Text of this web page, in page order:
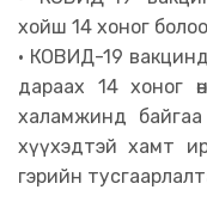
хойш 14 хоног
• КОВИД-19
дараах 14 хоног
халамжинд
хүүхэдтэй хамт
гэрийн